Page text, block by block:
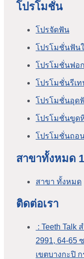
โปรโมชั่น
โปรจัดฟัน
โปรโมชั่นฟัน
โปรโมชั่นฟอ
โปรโมชั่นรีเท
โปรโมชั่นอุด
โปรโมชั่นขูด
โปรโมชั่นถอ
สาขาทั้งหมด
สาขา ทั้งหมด
ติดต่อเรา
: Teeth Talk
2991, 64-65
เขตบางกะปิ